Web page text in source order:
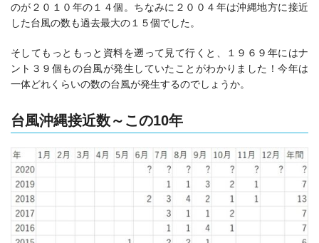
のが２０１０年の１４個。ちなみに２００４年は沖縄地方に接近
した台風の数も過去最大の１５個でした。
そしてもっともっと資料を遡って見て行くと、１９６９年にはナ
ント３９個もの台風が発生していたことがわかりました！今年は
一体どれくらいの数の台風が発生するのでしょうか。
台風沖縄接近数～この10年